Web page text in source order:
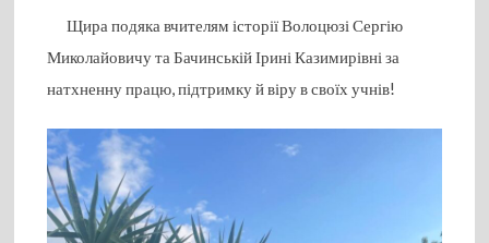
Щира подяка вчителям історії Волоцюзі Сергію
Миколайовичу та Бачинській Ірині Казимирівні за
натхненну працю, підтримку й віру в своїх учнів!